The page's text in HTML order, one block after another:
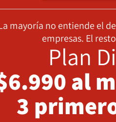
mayoría no entiende el
empresas. El
Plan
al
3